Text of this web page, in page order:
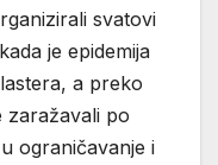
svatovi
je epidemija
a preko
zaražavali po
ograničavanje i